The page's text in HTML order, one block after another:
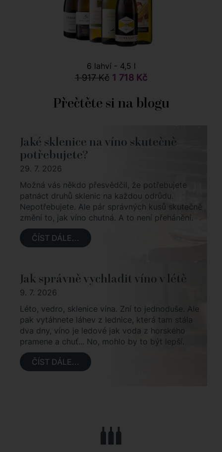
6 lahví - 4,5 l
1 917 Kč 1 718 Kč
Přečtěte si na blogu
Jaké sklenice na víno skutečně
potřebujete?
29. 7. 2026
Možná vás někdo přesvědčil, že potřebujete
patnáct druhů sklenic na každou odrůdu.
Nepotřebujete. Ale pár správných kusů skutečně
změní to, jak víno chutná. A to není přehánění.
ČÍST DÁLE...
Jak správně vychladit víno v létě
9. 7. 2026
Léto, vedro, sklenice vína. Zní to jednoduše. Ale
pak vytáhnete láhev z lednice, která tam stála
dva dny, víno je ledové jak voda z horského
pramene a chuť... No, mohlo by to být lepší.
ČÍST DÁLE...